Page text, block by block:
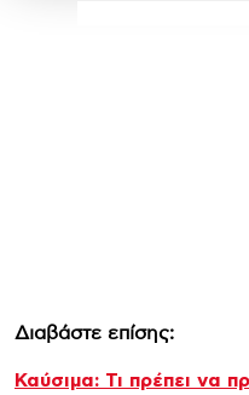
Διαβάστε επίσης:
Καύσιμα: Τι πρέπει να